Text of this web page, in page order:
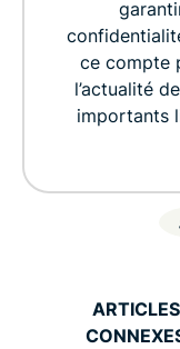
ce compte
l’actualité
importants
ARTICLES